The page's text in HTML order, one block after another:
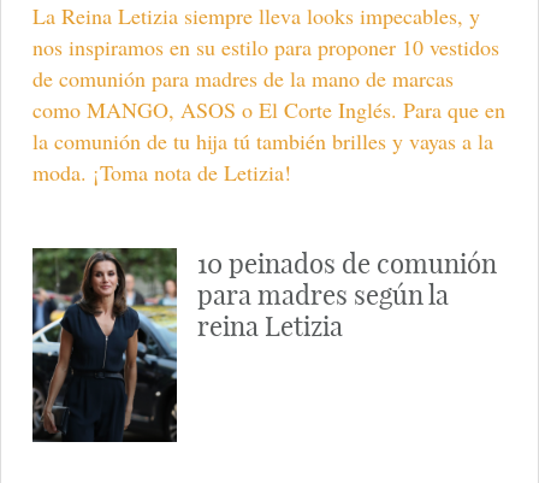
La Reina Letizia siempre lleva looks impecables, y
nos inspiramos en su estilo para proponer 10 vestidos
de comunión para madres de la mano de marcas
como MANGO, ASOS o El Corte Inglés. Para que en
la comunión de tu hija tú también brilles y vayas a la
moda. ¡Toma nota de Letizia!
10 peinados de comunión
para madres según la
reina Letizia